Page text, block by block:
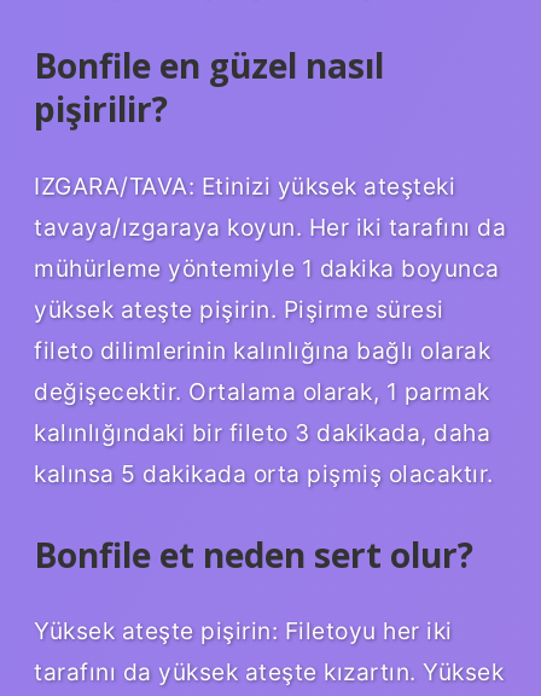
Bonfile en güzel nasıl
pişirilir?
IZGARA/TAVA: Etinizi yüksek ateşteki
tavaya/ızgaraya koyun. Her iki tarafını da
mühürleme yöntemiyle 1 dakika boyunca
yüksek ateşte pişirin. Pişirme süresi
fileto dilimlerinin kalınlığına bağlı olarak
değişecektir. Ortalama olarak, 1 parmak
kalınlığındaki bir fileto 3 dakikada, daha
kalınsa 5 dakikada orta pişmiş olacaktır.
Bonfile et neden sert olur?
Yüksek ateşte pişirin: Filetoyu her iki
tarafını da yüksek ateşte kızartın. Yüksek